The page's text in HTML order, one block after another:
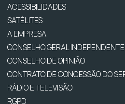
ACESSIBILIDADES
SATÉLITES
A EMPRESA
CONSELHO GERAL INDEPENDENTE
CONSELHO DE OPINIÃO
CONTRATO DE CONCESSÃO DO
RÁDIO E TELEVISÃO
RGPD